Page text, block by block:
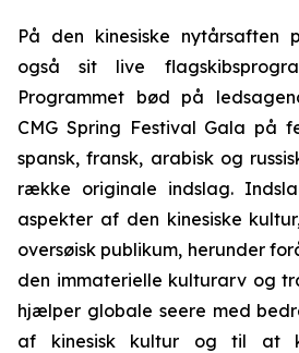
På den kinesiske nytårsaften
også sit live
Programmet bød på
CMG Spring Festival Gala på
spansk, fransk, arabisk og
række originale indslag.
aspekter af den kinesiske
oversøisk publikum, herunder
den immaterielle kulturarv og
hjælper globale seere med
af kinesisk kultur og til at